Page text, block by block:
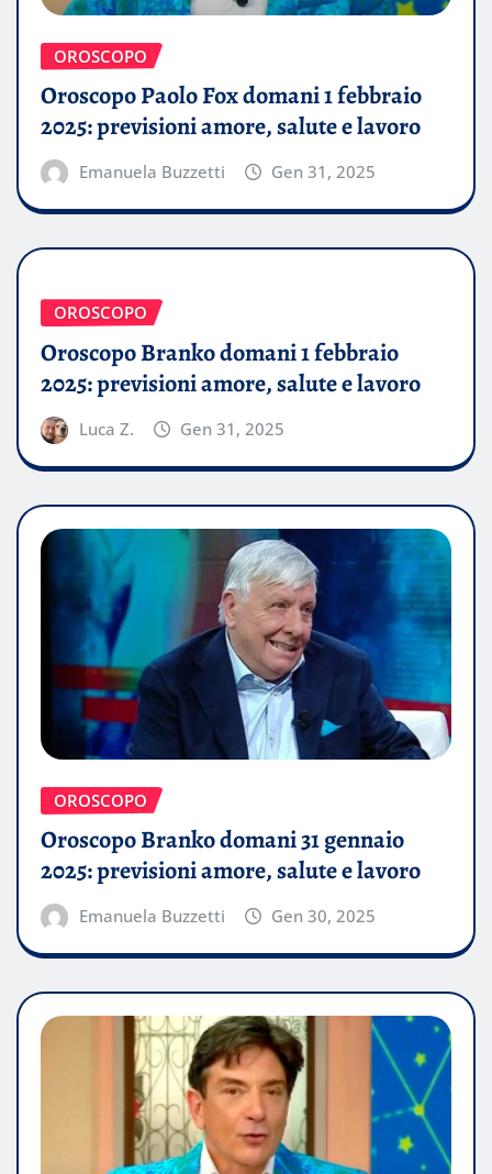
OROSCOPO
Oroscopo Paolo Fox domani 1 febbraio
2025: previsioni amore, salute e lavoro
Emanuela Buzzetti Gen 31, 2025
OROSCOPO
Oroscopo Branko domani 1 febbraio
2025: previsioni amore, salute e lavoro
Luca Z. Gen 31, 2025
OROSCOPO
Oroscopo Branko domani 31 gennaio
2025: previsioni amore, salute e lavoro
Emanuela Buzzetti Gen 30, 2025